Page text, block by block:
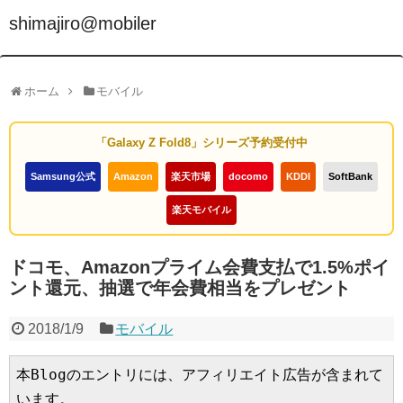
shimajiro@mobiler
ホーム モバイル
「Galaxy Z Fold8」シリーズ予約受付中
Samsung公式 Amazon 楽天市場 docomo KDDI SoftBank
楽天モバイル
ドコモ、Amazonプライム会費支払で1.5%ポイ
ント還元、抽選で年会費相当をプレゼント
2018/1/9 モバイル
本Blogのエントリには、アフィリエイト広告が含まれて
います。